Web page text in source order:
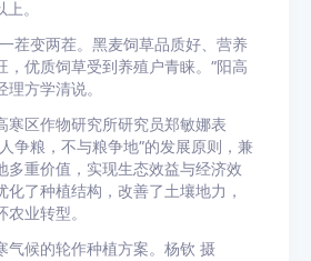
。
变两茬。黑麦饲草品质好、营养
，优质饲草受到养殖户青睐。”阳高
方学清说。
区作物研究所研究员郑敏娜表
争粮，不与粮争地”的发展原则，兼
多重价值，实现生态效益与经济效
化了种植结构，改善了土壤地力，
业转型。
气候的轮作种植方案。杨钦 摄